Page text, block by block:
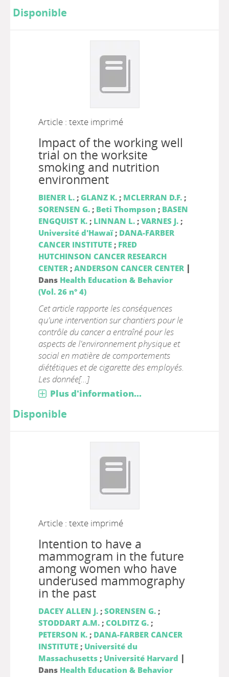
Disponible
Article : texte imprimé
Impact of the working well
trial on the worksite
smoking and nutrition
environment
BIENER L.; GLANZ K.; MCLERRAN D.F.;
SORENSEN G.; Beti Thompson ; BASEN
ENGQUIST K.; LINNAN L.; VARNES J.;
Université d'Hawaï; DANA-FARBER
CANCER INSTITUTE; FRED
HUTCHINSON CANCER RESEARCH
CENTER; ANDERSON CANCER CENTER |
Dans Health Education & Behavior
(Vol. 26 n° 4)
Cet article rapporte les conséquences
qu'une intervention sur chantiers pour le
contrôle du cancer a entraîné pour les
aspects de l'environnement physique et
social en matière de comportements
diététiques et de cigarette des employés.
Les donnée[...]
Plus d'information...
Disponible
Article : texte imprimé
Intention to have a
mammogram in the future
among women who have
underused mammography
in the past
DACEY ALLEN J.; SORENSEN G.;
STODDART A.M.; COLDITZ G.;
PETERSON K.; DANA-FARBER CANCER
INSTITUTE; Université du
Massachusetts; Université Harvard |
Dans Health Education & Behavior